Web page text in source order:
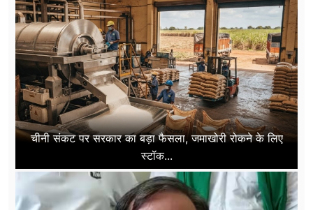
चीनी संकट पर सरकार का बड़ा फैसला, जमाखोरी रोकने के लिए
स्टॉक...